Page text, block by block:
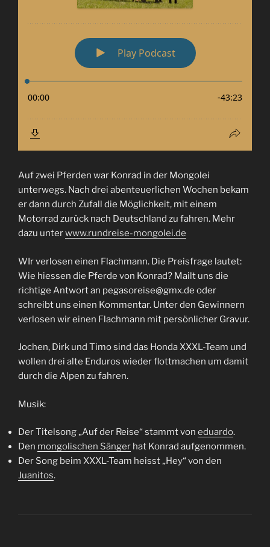
Auf zwei Pferden war Konrad in der Mongolei
unterwegs. Nach drei abenteuerlichen Wochen bekam
er dann durch Zufall die Möglichkeit, mit einem
Motorrad zurück nach Deutschland zu fahren. Mehr
dazu unterwww.rundreise-mongolei.de
WIr verlosen einen Flachmann. Die Preisfrage lautet:
Wie hiessen die Pferde von Konrad? Mailt uns die
richtige Antwort an pegasoreise@gmx.de oder
schreibt uns einen Kommentar. Unter den Gewinnern
verlosen wir einen Flachmann mit persönlicher Gravur.
Jochen, Dirk und Timo sind das Honda XXXL-Team und
wollen drei alte Enduros wieder flottmachen um damit
durch die Alpen zu fahren.
Musik:
Der Titelsong „Auf der Reise“ stammt von eduardo.
Den mongolischen Sänger hat Konrad aufgenommen.
Der Song beim XXXL-Team heisst „Hey“ von den
Juanitos.